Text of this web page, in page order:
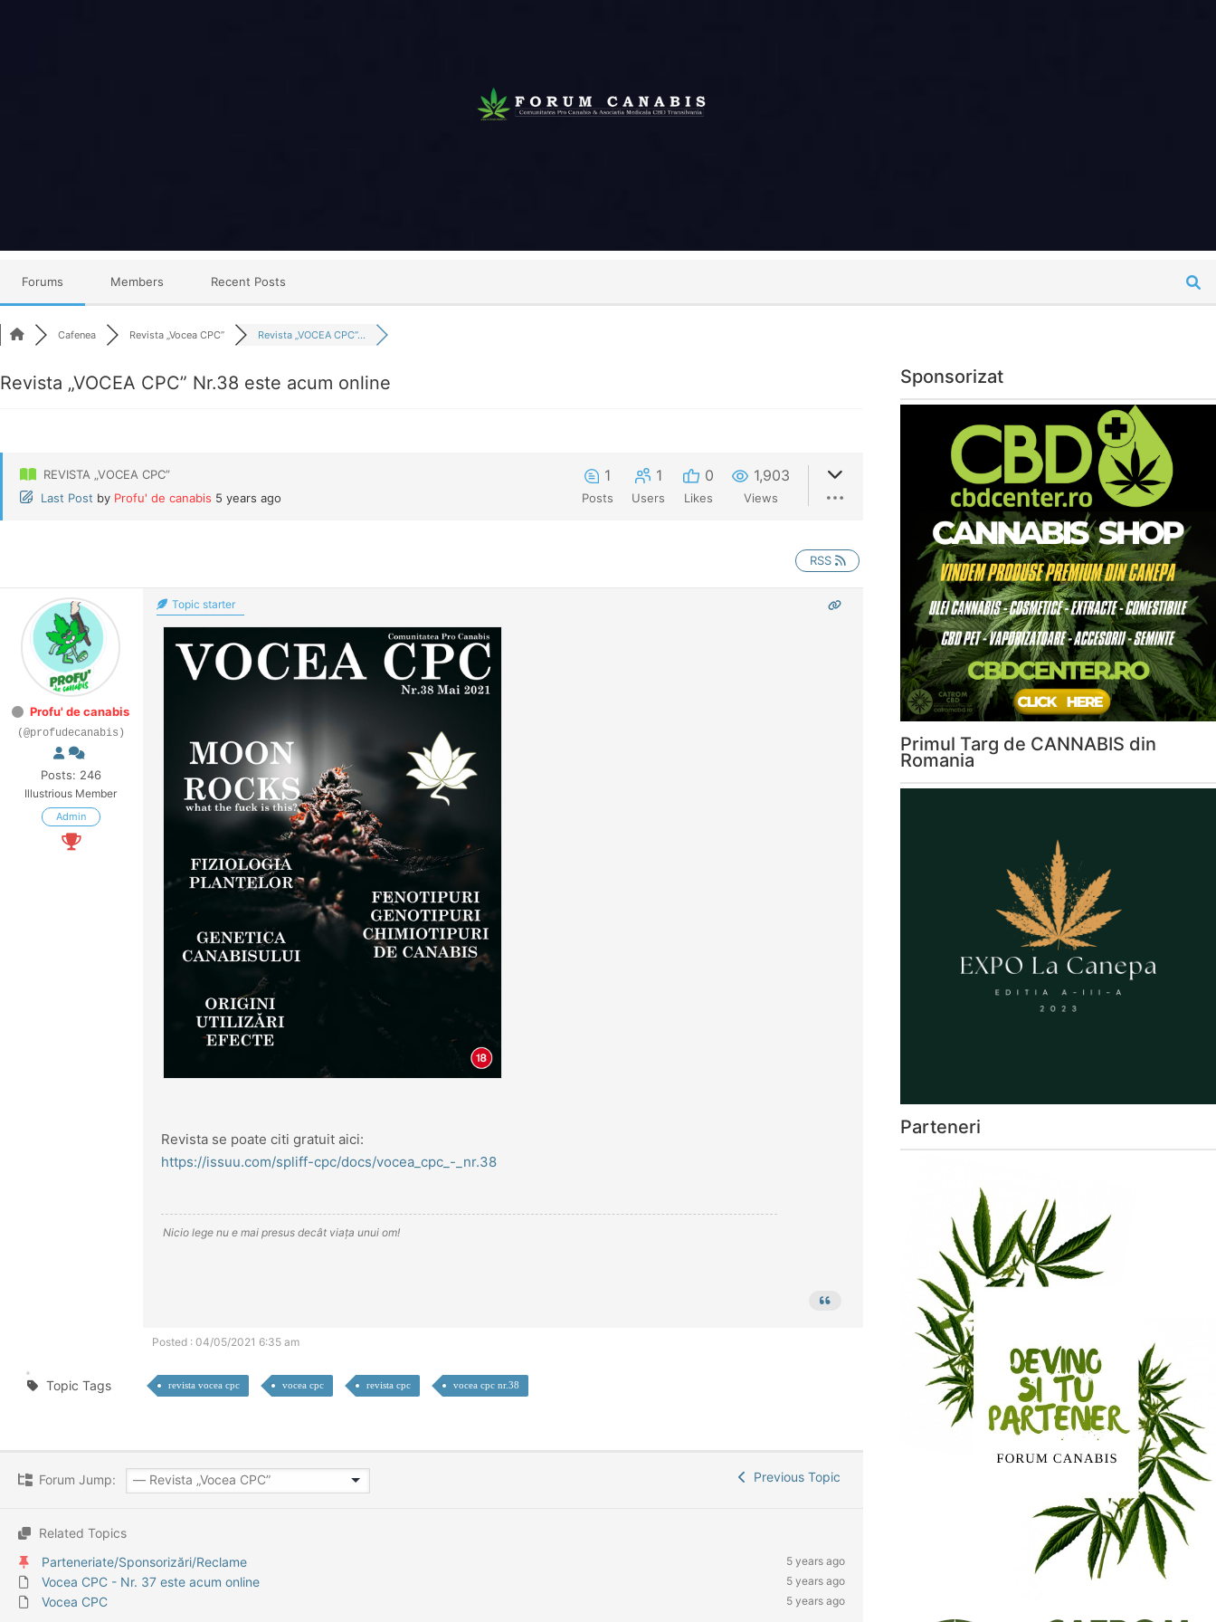
Forums Members Recent Posts
Cafenea Revista „Vocea CPC” Revista „VOCEA CPC”...
Revista „VOCEA CPC” Nr.38 este acum online
REVISTA „VOCEA CPC”
Last Post by Profu' de canabis 5 years ago
1
Posts
1
Users
0
Likes
1,903
Views
RSS
Profu' de canabis
(@profudecanabis)
Posts: 246
Illustrious Member
Admin
Topic starter
Revista se poate citi gratuit aici:
https://issuu.com/spliff-cpc/docs/vocea_cpc_-_nr.38
Nicio lege nu e mai presus decât viața unui om!
Posted : 04/05/2021 6:35 am
Topic Tags revista vocea cpc vocea cpc revista cpc vocea cpc nr.38
Forum Jump: Previous Topic
Related Topics
Parteneriate/Sponsorizări/Reclame
5 years ago
Vocea CPC - Nr. 37 este acum online 5 years ago
Vocea CPC 5 years ago
Sponsorizat
Primul Targ de CANNABIS din
Romania
Parteneri